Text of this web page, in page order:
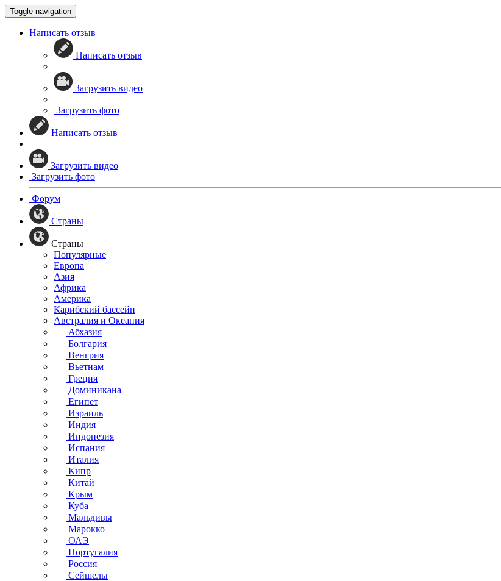
Toggle navigation
Написать отзыв
Написать отзыв
Загрузить видео
Загрузить фото
Написать отзыв
Загрузить видео
Загрузить фото
Форум
Страны
Страны
Популярные
Европа
Азия
Африка
Америка
Карибский бассейн
Австралия и Океания
Абхазия
Болгария
Венгрия
Вьетнам
Греция
Доминикана
Египет
Израиль
Индия
Индонезия
Испания
Италия
Кипр
Китай
Крым
Куба
Мальдивы
Марокко
ОАЭ
Португалия
Россия
Сейшелы